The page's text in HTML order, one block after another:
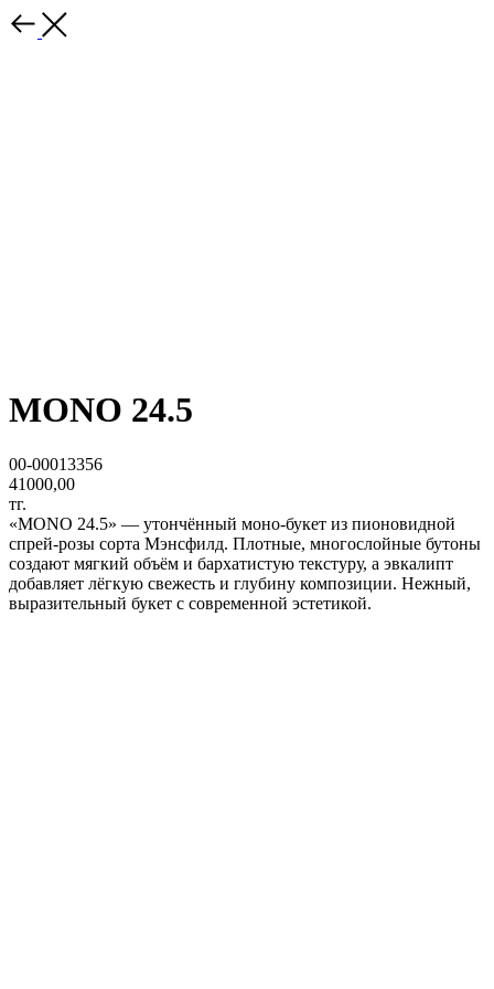
MONO 24.5
00-00013356
41000,00
тг.
«MONO 24.5» — утончённый моно-букет из пионовидной
спрей-розы сорта Мэнсфилд. Плотные, многослойные бутоны
создают мягкий объём и бархатистую текстуру, а эвкалипт
добавляет лёгкую свежесть и глубину композиции. Нежный,
выразительный букет с современной эстетикой.